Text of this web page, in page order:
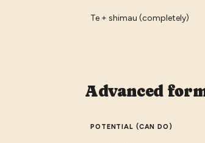
Te + shimau (completely)
Advanced
POTENTIAL (CAN DO)